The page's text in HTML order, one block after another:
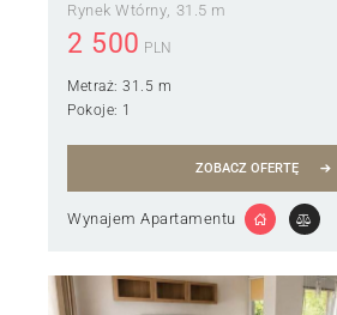
Rynek Wtórny 31.5 m
2 500 PLN
Metraż: 31.5 m
Pokoje: 1
ZOBACZ OFERTĘ
Wynajem Apartamentu